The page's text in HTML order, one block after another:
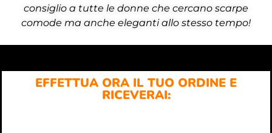
consiglio a tutte le donne che cercano scarpe
comode ma anche eleganti allo stesso tempo!
EFFETTUA ORA IL TUO ORDINE E
RICEVERAI: